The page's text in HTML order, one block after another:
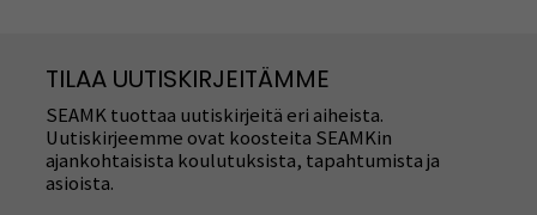
TILAA UUTISKIRJEITÄMME
SEAMK tuottaa uutiskirjeitä eri aiheista.
Uutiskirjeemme ovat koosteita SEAMKin
ajankohtaisista koulutuksista, tapahtumista ja
asioista.